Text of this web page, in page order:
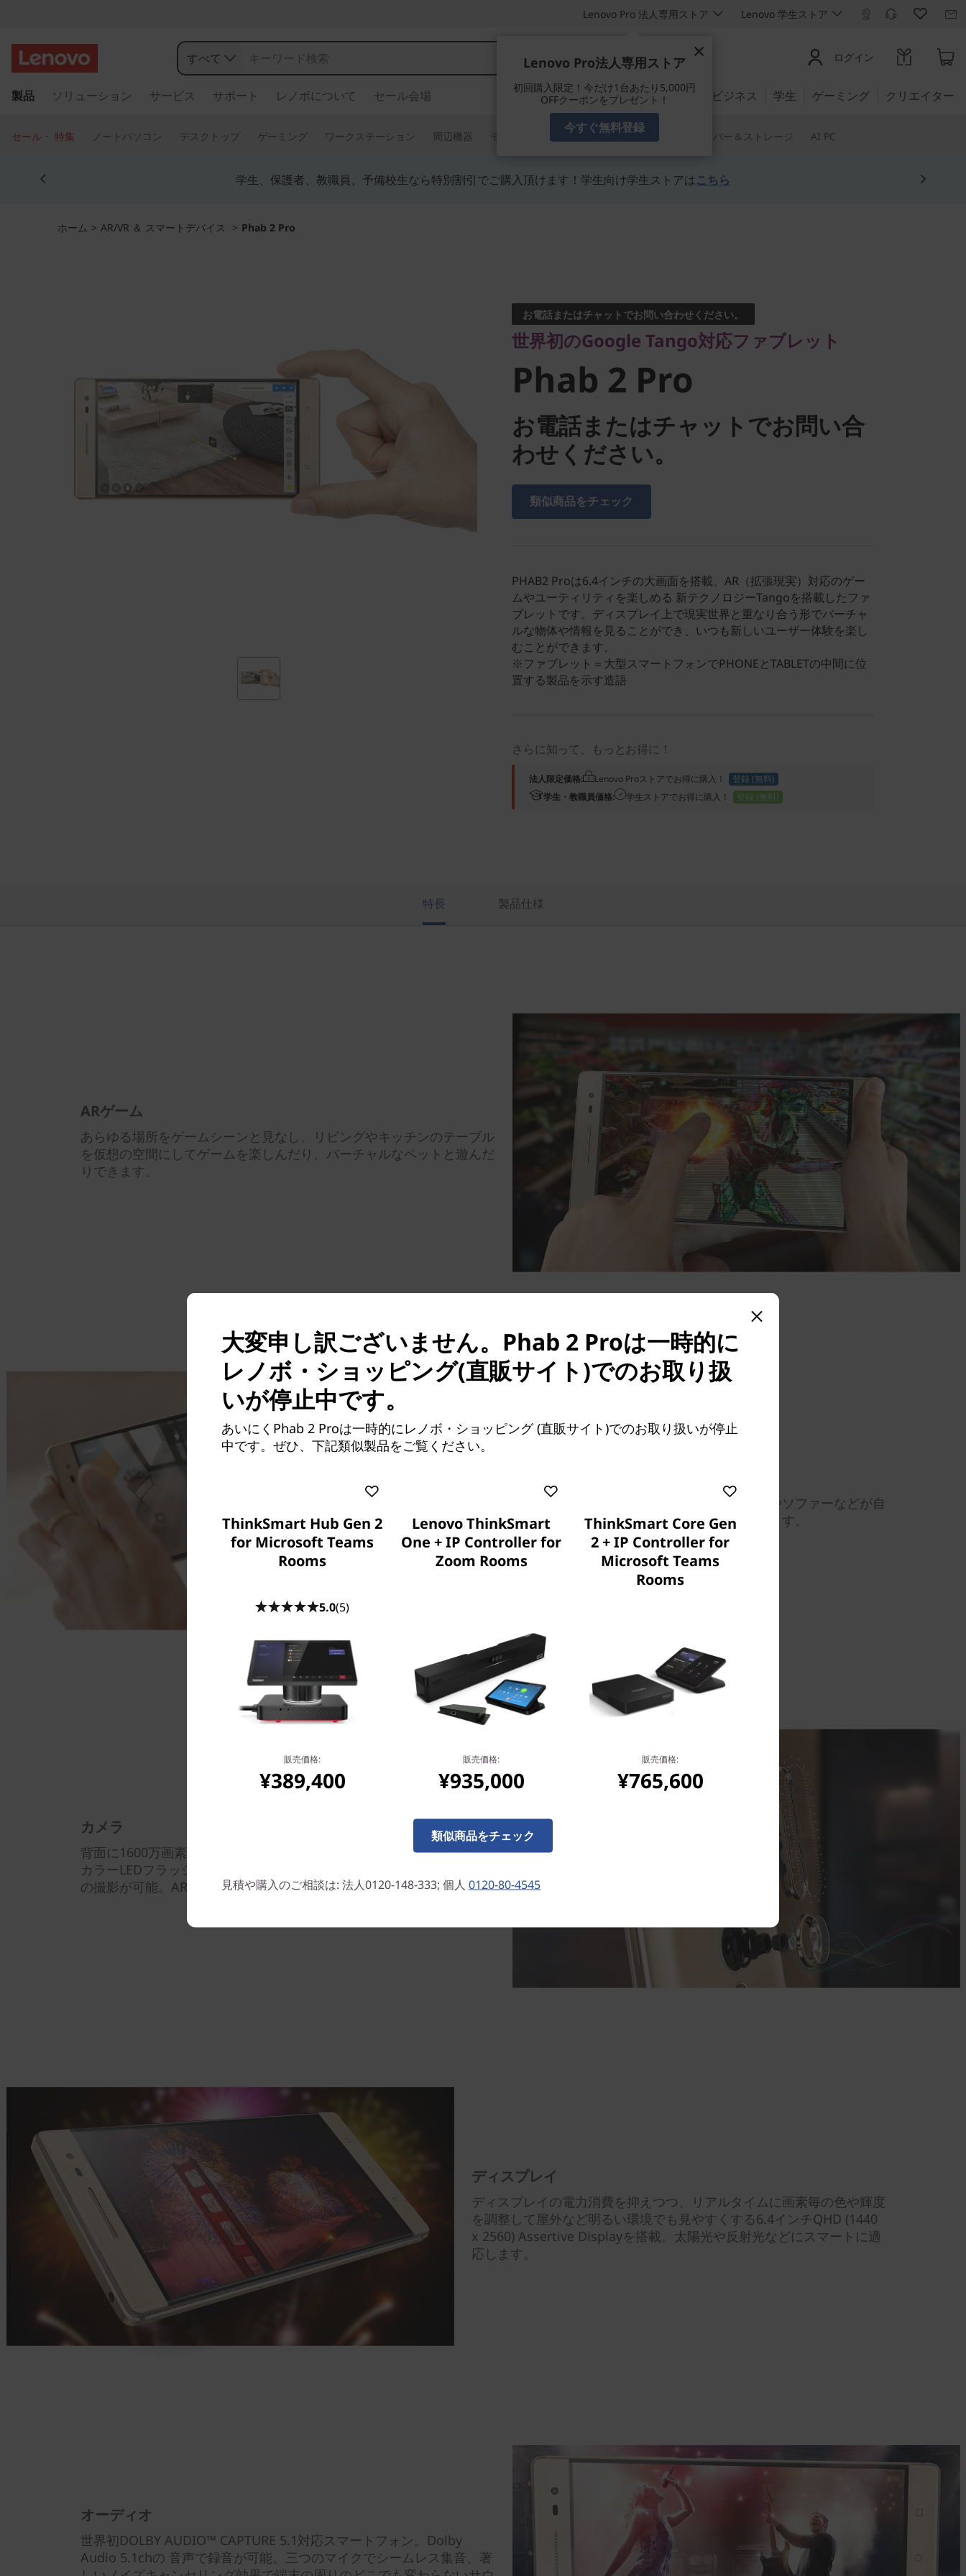
Lenovo Pro 法人専用ストア
×
Lenovo Pro法人専用ストア
初回購入限定！今だけ1台あたり5,000円
OFFクーポンをプレゼント！
今すぐ無料登録
Lenovo 学生ストア
イ
ン
すべて ログイン
製品 ソリューション サービス サポート レノボについて セール会場 公式ストア: ビジネス 学生 ゲーミング クリエイター
セール・ 特集 ノートパソコン デスクトップ ゲーミング ワークステーション 周辺機器 モニター タブレット ソフトウェア サーバー＆ストレージ AI PC
学生、保護者、教職員、予備校生なら特別割引でご購入頂けます！学生向け学生ストアはこちら
ホーム > AR/VR ＆ スマートデバイス > Phab 2 Pro
Phab 2 Pro
お電話またはチャットでお問い合わせください。
世界初のGoogle Tango対応ファブレット
Phab 2 Pro
お電話またはチャットでお問い合
わせください。
類似商品をチェック
PHAB2 Proは6.4インチの大画面を搭載、AR（拡張現実）対応のゲー
ムやユーティリティを楽しめる 新テクノロジーTangoを搭載したファ
ブレットです。ディスプレイ上で現実世界と重なり合う形でバーチャ
ルな物体や情報を見ることができ、いつも新しいユーザー体験を楽し
むことができます。
※ファブレット＝大型スマートフォンでPHONEとTABLETの中間に位
置する製品を示す造語
さらに知って、もっとお得に！
法人限定価格: Lenovo Proストアでお得に購入！
登録 (無料)
学生・教職員価格:
学生ストアでお得に購入！ 登録 (無料)
特長 製品仕様
ARゲーム
あらゆる場所をゲームシーンと見なし、リビングやキッチンのテーブル
を仮想の空間にしてゲームを楽しんだり、バーチャルなペットと遊んだ
りできます。
端末で物体の大きさを測定したり、新しいテーブルやソファーなどが自
分の家の中でどのように見えるかを確認したりできます。
カメラ
背面に1600万画素、前面に800万画素の高画質カメラを搭載。デュアル
カラーLEDフラッシュ、0.1秒超快速フォーカスで素早く高詳細な写真
の撮影が可能。AR機能と連動した撮影にも対応しています。
ディスプレイ
ディスプレイの電力消費を抑えつつ、リアルタイムに画素毎の色や輝度
を調整して屋外など明るい環境でも見やすくする6.4インチQHD (1440
x 2560) Assertive Displayを搭載。太陽光や反射光などにスマートに適
応します。
オーディオ
世界初DOLBY AUDIO™ CAPTURE 5.1対応スマートフォン。Dolby
Audio 5.1chの 音声で録音が可能。三つのマイクでシームレス集音、著
大変申し訳ございません。Phab 2 Proは一時的に
レノボ・ショッピング(直販サイト)でのお取り扱
いが停止中です。
あいにくPhab 2 Proは一時的にレノボ・ショッピング (直販サイト)でのお取り扱いが停止
中です。ぜひ、下記類似製品をご覧ください。
ThinkSmart Hub Gen 2
for Microsoft Teams
Rooms
5.0(5)
販売価格:
¥389,400
Lenovo ThinkSmart
One + IP Controller for
Zoom Rooms
販売価格:
¥935,000
ThinkSmart Core Gen
2 + IP Controller for
Microsoft Teams
Rooms
販売価格:
¥765,600
類似商品をチェック
見積や購入のご相談は: 法人0120-148-333; 個人 0120-80-4545